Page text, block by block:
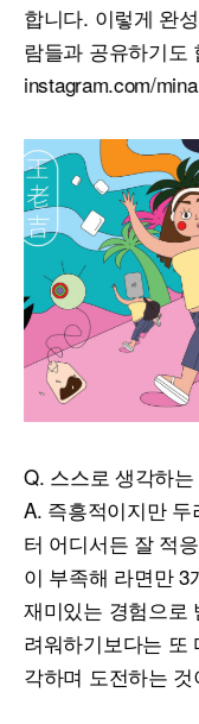
합니다. 이렇게 완
람들과 공유하기도
instagram.com/
Q. 스스로 생각하
A. 즉흥적이지만
터 어디서든 잘 적
이 부족해 라면만
재미있는 경험으로
려워하기보다는 또
각하며 도전하는